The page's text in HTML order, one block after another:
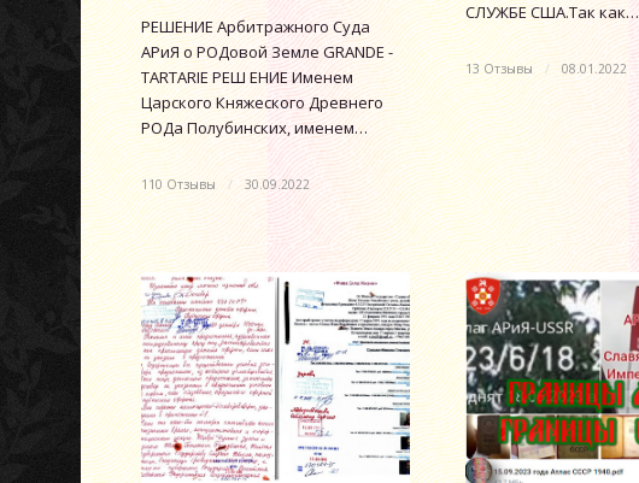
РЕШЕНИЕ Арбитражного Суда
АРиЯ о РОДовой Земле GRANDE -
TARTARIE РЕШ ЕНИЕ Именем
Царского Княжеского Древнего
РОДа Полубинских, именем…
110 Отзывы / 30.09.2022
СЛУЖБЕ США.Так как…
13 Отзывы / 08.01.2022